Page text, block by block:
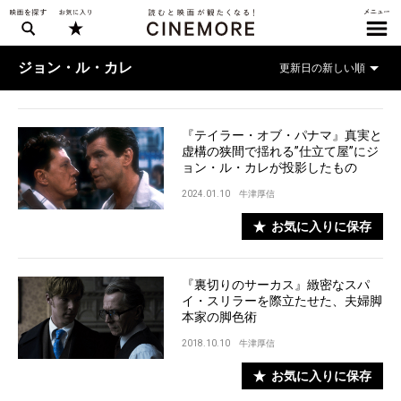
ジョン・ル・カレ
『テイラー・オブ・パナマ』真実と
虚構の狭間で揺れる”仕立て屋”にジ
ョン・ル・カレが投影したもの
2024.01.10 牛津厚信
お気に入りに保存
『裏切りのサーカス』緻密なスパ
イ・スリラーを際立たせた、夫婦脚
本家の脚色術
2018.10.10 牛津厚信
お気に入りに保存